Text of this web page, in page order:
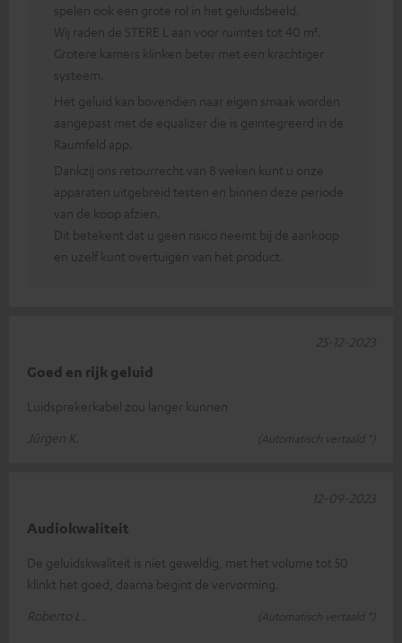
spelen ook een grote rol in het geluidsbeeld.
Wij raden de STERE L aan voor ruimtes tot 40 m².
Grotere kamers klinken beter met een krachtiger
systeem.
Het geluid kan bovendien naar eigen smaak worden
aangepast met de equalizer die is geïntegreerd in de
Raumfeld app.
Dankzij ons retourrecht van 8 weken kunt u onze
apparaten uitgebreid testen en binnen deze periode
van de koop afzien.
Dit betekent dat u geen risico neemt bij de aankoop
en uzelf kunt overtuigen van het product.
Goed en rijk geluid
Luidsprekerkabel zou langer kunnen
Jürgen K.
(Automatisch vertaald *)
25-12-2023
Audiokwaliteit
De geluidskwaliteit is niet geweldig, met het volume tot 50
klinkt het goed, daarna begint de vervorming.
Roberto L.
(Automatisch vertaald *)
12-09-2023